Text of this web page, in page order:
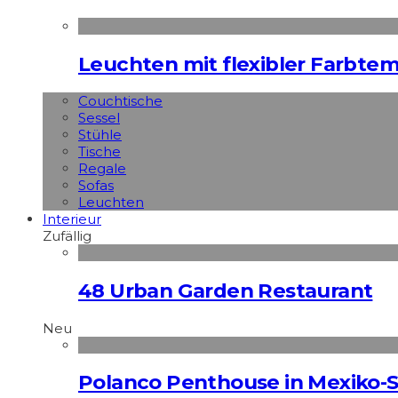
Leuchten mit flexibler
Couchtische
Sessel
Stühle
Tische
Regale
Sofas
Leuchten
Interieur
Zufällig
48 Urban Garden Restaurant
Neu
Polanco Penthouse in Mexiko-